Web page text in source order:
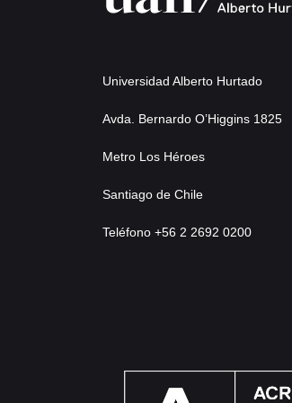
Universidad Alberto Hurtado
Avda. Bernardo O’Higgins 1825
Metro Los Héroes
Santiago de Chile
Teléfono +56 2 2692 0200